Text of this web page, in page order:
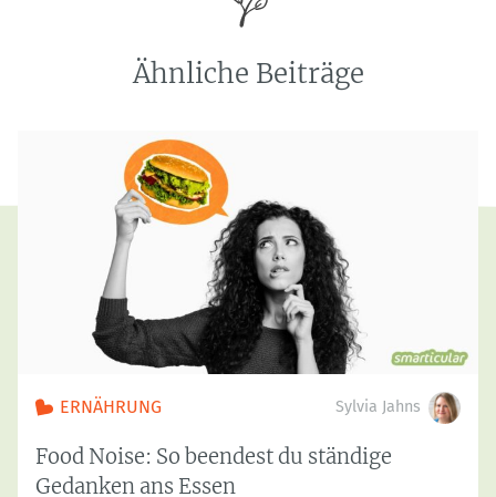
Ähnliche Beiträge
ERNÄHRUNG Sylvia Jahns
Food Noise: So beendest du ständige
Gedanken ans Essen